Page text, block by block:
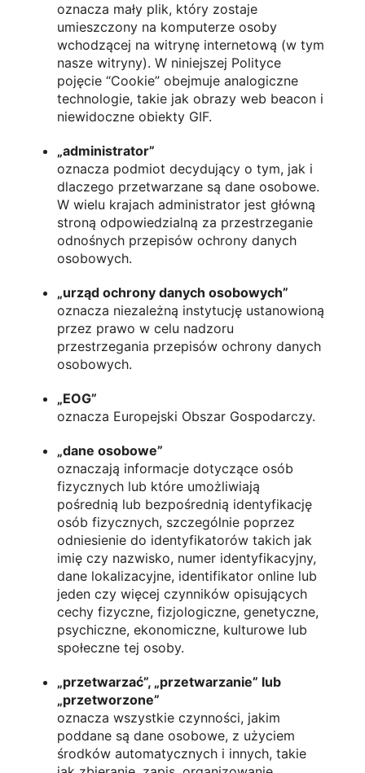
oznacza mały plik, który zostaje
umieszczony na komputerze osoby
wchodzącej na witrynę internetową (w tym
nasze witryny). W niniejszej Polityce
pojęcie “Cookie” obejmuje analogiczne
technologie, takie jak obrazy web beacon i
niewidoczne obiekty GIF.
„administrator”
oznacza podmiot decydujący o tym, jak i
dlaczego przetwarzane są dane osobowe.
W wielu krajach administrator jest główną
stroną odpowiedzialną za przestrzeganie
odnośnych przepisów ochrony danych
osobowych.
„urząd ochrony danych osobowych”
oznacza niezależną instytucję ustanowioną
przez prawo w celu nadzoru
przestrzegania przepisów ochrony danych
osobowych.
„EOG”
oznacza Europejski Obszar Gospodarczy.
„dane osobowe”
oznaczają informacje dotyczące osób
fizycznych lub które umożliwiają
pośrednią lub bezpośrednią identyfikację
osób fizycznych, szczególnie poprzez
odniesienie do identyfikatorów takich jak
imię czy nazwisko, numer identyfikacyjny,
dane lokalizacyjne, identifikator online lub
jeden czy więcej czynników opisujących
cechy fizyczne, fizjologiczne, genetyczne,
psychiczne, ekonomiczne, kulturowe lub
społeczne tej osoby.
„przetwarzać”, „przetwarzanie” lub
„przetworzone”
oznacza wszystkie czynności, jakim
poddane są dane osobowe, z użyciem
środków automatycznych i innych, takie